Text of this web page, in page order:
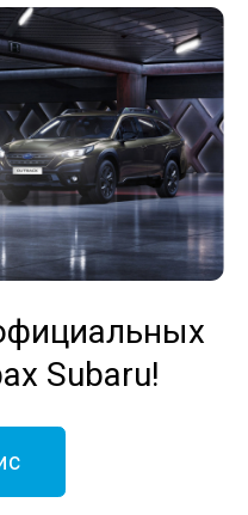
Subaru!